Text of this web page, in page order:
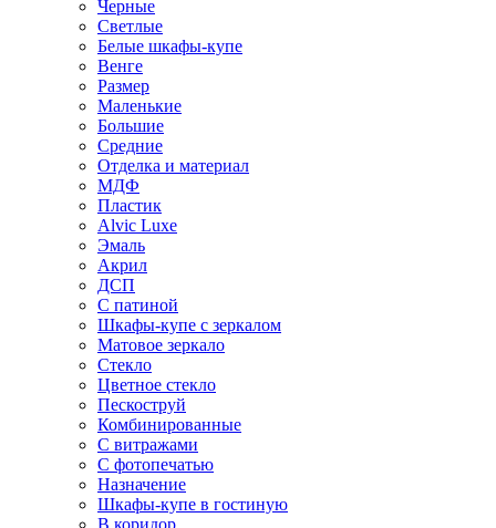
Черные
Светлые
Белые шкафы-купе
Венге
Размер
Маленькие
Большие
Средние
Отделка и материал
МДФ
Пластик
Alvic Luxe
Эмаль
Акрил
ДСП
С патиной
Шкафы-купе с зеркалом
Матовое зеркало
Стекло
Цветное стекло
Пескоструй
Комбинированные
С витражами
С фотопечатью
Назначение
Шкафы-купе в гостиную
В коридор